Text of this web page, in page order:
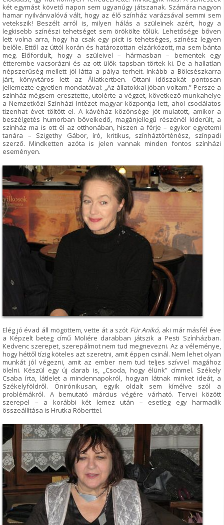
két egymást követő napon sem ugyanúgy játszanak. Számára nagyon
hamar nyilvánvalóvá vált, hogy az élő színház varázsával semmi sem
vetekszik! Beszélt arról is, milyen hálás a szüleinek azért, hogy a
legkisebb színészi tehetséget sem örökölte tőlük. Lehetősége bőven
lett volna arra, hogy ha csak egy picit is tehetséges, színész legyen
belőle. Ettől az úttól korán és határozottan elzárkózott, ma sem bánta
meg. Előfordult, hogy a szüleivel – hármasban – bementek egy
étterembe vacsorázni és az ott ülők tapsban törtek ki. De a hallatlan
népszerűség mellett jól látta a pálya terheit. Inkább a Bölcsészkarra
járt, könyvtáros lett az Állatkertben. Ottani időszakát pontosan
jellemezte egyetlen mondatával: „Az állatokkal jóban voltam.” Persze a
színház mégsem eresztette, utolérte a végzet, következő munkahelye
a Nemzetközi Színházi Intézet magyar központja lett, ahol csodálatos
tizenhat évet töltött el. A kávéház közönsége jót mulatott, amikor a
beszélgetés humorban bővelkedő, magánjellegű részénél kiderült, a
színház ma is ott él az otthonában, hiszen a férje – egykor egyetemi
tanára – Szigethy Gábor, író, kritikus, színháztörténész, színpadi
szerző. Mindketten azóta is jelen vannak minden fontos színházi
eseményen.
Elég jó évad áll mögöttem, vette át a szót Für Anikó, aki már másfél éve
a Képzelt beteg című Moliére darabban játszik a Pesti Színházban.
Kedvenc szerepet, szerepálmot nem tud megnevezni. Az a véleménye,
hogy héttől tízig köteles azt szeretni, amit éppen csinál. Nem lehet olyan
munkát jól végezni, amit az ember nem tud teljes szívvel magához
ölelni. Készül egy új darab is, „Csoda, hogy élünk” címmel. Székely
Csaba írta, látlelet a mindennapokról, hogyan látnak minket ideát, a
Székelyföldről. Önirónikusan, egyik oldalt sem kímélve szól a
problémákról. A bemutató március végére várható. Tervei között
szerepel – a korábbi két lemez után – esetleg egy harmadik
összeállítása is Hrutka Róberttel.